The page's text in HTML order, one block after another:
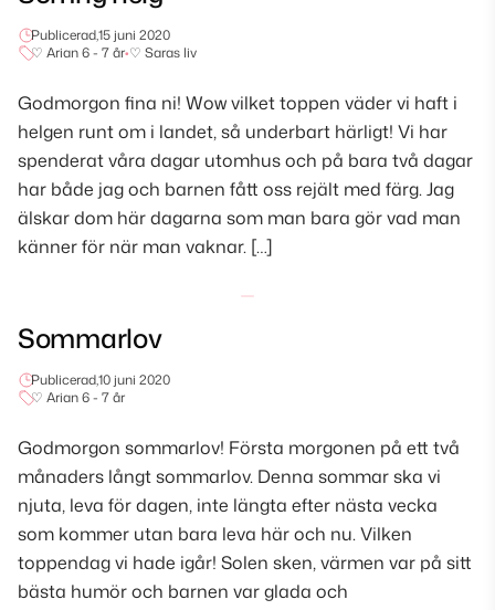
Publicerad,15 juni 2020
♡ Arian 6 - 7 år•♡ Saras liv
Godmorgon fina ni! Wow vilket toppen väder vi haft i
helgen runt om i landet, så underbart härligt! Vi har
spenderat våra dagar utomhus och på bara två dagar
har både jag och barnen fått oss rejält med färg. Jag
älskar dom här dagarna som man bara gör vad man
känner för när man vaknar. […]
Sommarlov
Publicerad,10 juni 2020
♡ Arian 6 - 7 år
Godmorgon sommarlov! Första morgonen på ett två
månaders långt sommarlov. Denna sommar ska vi
njuta, leva för dagen, inte längta efter nästa vecka
som kommer utan bara leva här och nu. Vilken
toppendag vi hade igår! Solen sken, värmen var på sitt
bästa humör och barnen var glada och